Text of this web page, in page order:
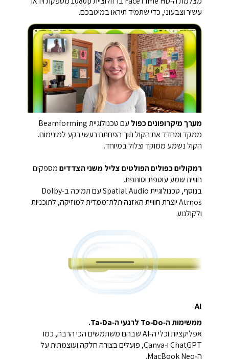
עשיר וצבעוני, כדי שתמיד תיראו במיטבכם.
מערך מיקרופונים כפול
עם טכנולוגיית Beamforming
ממקד ומחדד את הקול תוך הפחתת רעשי רקע למינימום.
הקול נשמע ממוקד וצלול במיוחד.
רמקולים כפולים הפולטים צליל משני הצדדיםמספקים
חוויית שמע עוטפת וסוחפת.
בנוסף, טכנולוגיית Spatial Audio עם תמיכה ב‑Dolby
Atmos יוצרת חוויית האזנה תלת־ממדית למוזיקה, לתוכניות
ולקולנוע.
AI
ממשימות ה‑To‑Do לרגעי ה‑Ta‑Da.
אפליקציות וכלי ה‑AI שבהם משתמשים הכי הרבה, כמו
ChatGPT ו‑Canva, פועלים בצורה חלקה ועוצמתית על
ה‑MacBook Neo.